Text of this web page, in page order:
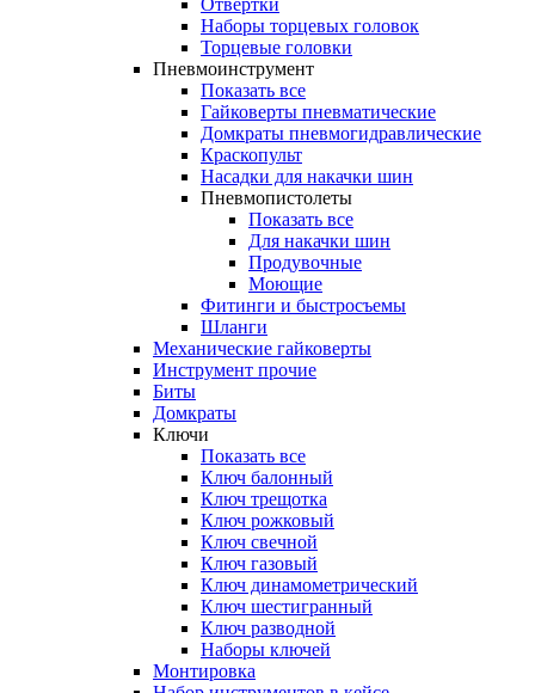
Отвертки
Наборы торцевых головок
Торцевые головки
Пневмоинструмент
Показать все
Гайковерты пневматические
Домкраты пневмогидравлические
Краскопульт
Насадки для накачки шин
Пневмопистолеты
Показать все
Для накачки шин
Продувочные
Моющие
Фитинги и быстросъемы
Шланги
Механические гайковерты
Инструмент прочиe
Биты
Домкраты
Ключи
Показать все
Ключ балонный
Ключ трещотка
Ключ рожковый
Ключ свечной
Ключ газовый
Ключ динамометрический
Ключ шестигранный
Ключ разводной
Наборы ключей
Монтировка